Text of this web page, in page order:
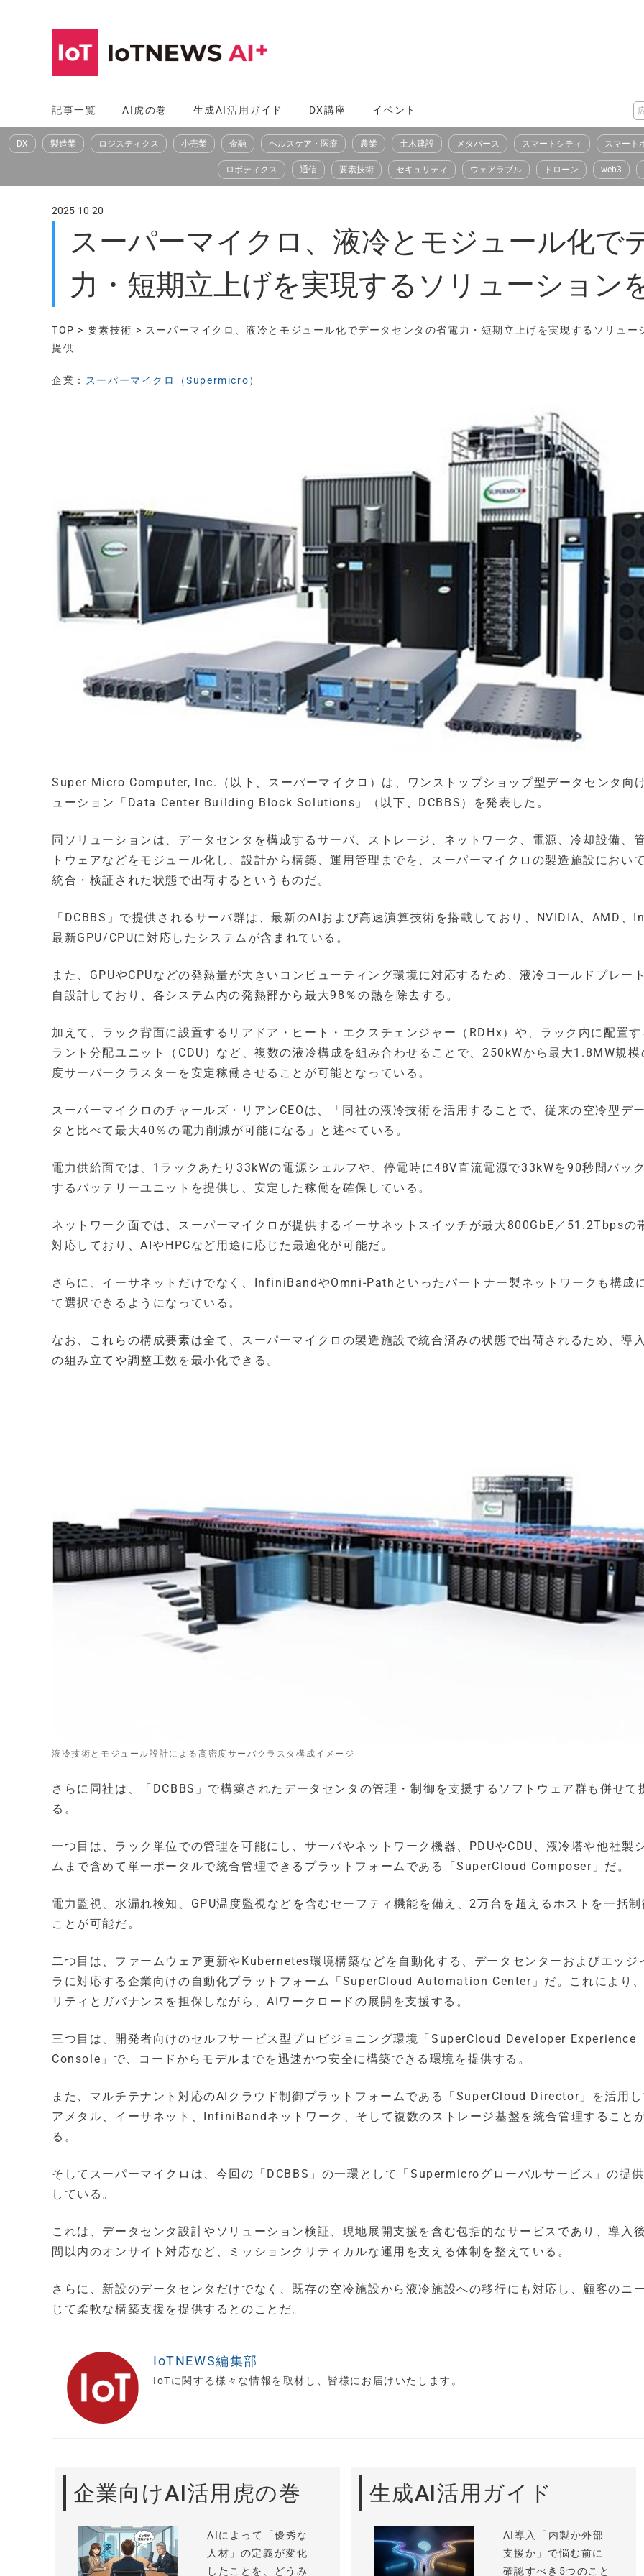
へ
ス
記事一覧 AI虎の巻 生成AI活用ガイド DX講座 イベント
DX 製造業 ロジスティクス 小売業 金融 ヘルスケア・医療 農業 土木建設 メタバース スマートシティ スマート
ロボティクス 通信 要素技術 セキュリティ ウェアラブル ドローン web3
2025-10-20
スーパーマイクロ、液冷とモジュール化で
力・短期立上げを実現するソリューション
TOP > 要素技術 > スーパーマイクロ、液冷とモジュール化でデータセンタの省電力・短期立上げを実現するソリュー
提供
企業： スーパーマイクロ（Supermicro）
Super Micro Computer, Inc.（以下、スーパーマイクロ）は、ワンストップショップ型データセンタ向
ューション「Data Center Building Block Solutions」（以下、DCBBS）を発表した。
同ソリューションは、データセンタを構成するサーバ、ストレージ、ネットワーク、電源、冷却設備、
トウェアなどをモジュール化し、設計から構築、運用管理までを、スーパーマイクロの製造施設におい
統合・検証された状態で出荷するというものだ。
「DCBBS」で提供されるサーバ群は、最新のAIおよび高速演算技術を搭載しており、NVIDIA、AMD、
最新GPU/CPUに対応したシステムが含まれている。
また、GPUやCPUなどの発熱量が大きいコンピューティング環境に対応するため、液冷コールドプレー
自設計しており、各システム内の発熱部から最大98％の熱を除去する。
加えて、ラック背面に設置するリアドア・ヒート・エクスチェンジャー（RDHx）や、ラック内に配置
ラント分配ユニット（CDU）など、複数の液冷構成を組み合わせることで、250kWから最大1.8MW規模
度サーバークラスターを安定稼働させることが可能となっている。
スーパーマイクロのチャールズ・リアンCEOは、「同社の液冷技術を活用することで、従来の空冷型デ
タと比べて最大40％の電力削減が可能になる」と述べている。
電力供給面では、1ラックあたり33kWの電源シェルフや、停電時に48V直流電源で33kWを90秒間バッ
するバッテリーユニットを提供し、安定した稼働を確保している。
ネットワーク面では、スーパーマイクロが提供するイーサネットスイッチが最大800GbE／51.2Tbpsの
対応しており、AIやHPCなど用途に応じた最適化が可能だ。
さらに、イーサネットだけでなく、InfiniBandやOmni-Pathといったパートナー製ネットワークも構成
て選択できるようになっている。
なお、これらの構成要素は全て、スーパーマイクロの製造施設で統合済みの状態で出荷されるため、導
の組み立てや調整工数を最小化できる。
液冷技術とモジュール設計による高密度サーバクラスタ構成イメージ
さらに同社は、「DCBBS」で構築されたデータセンタの管理・制御を支援するソフトウェア群も併せて
る。
一つ目は、ラック単位での管理を可能にし、サーバやネットワーク機器、PDUやCDU、液冷塔や他社製
ムまで含めて単一ポータルで統合管理できるプラットフォームである「SuperCloud Composer」だ。
電力監視、水漏れ検知、GPU温度監視などを含むセーフティ機能を備え、2万台を超えるホストを一括
ことが可能だ。
二つ目は、ファームウェア更新やKubernetes環境構築などを自動化する、データセンターおよびエッジ
ラに対応する企業向けの自動化プラットフォーム「SuperCloud Automation Center」だ。これにより
リティとガバナンスを担保しながら、AIワークロードの展開を支援する。
三つ目は、開発者向けのセルフサービス型プロビジョニング環境「SuperCloud Developer Experience
Console」で、コードからモデルまでを迅速かつ安全に構築できる環境を提供する。
また、マルチテナント対応のAIクラウド制御プラットフォームである「SuperCloud Director」を活用
アメタル、イーサネット、InfiniBandネットワーク、そして複数のストレージ基盤を統合管理すること
る。
そしてスーパーマイクロは、今回の「DCBBS」の一環として「Supermicroグローバルサービス」の提
している。
これは、データセンタ設計やソリューション検証、現地展開支援を含む包括的なサービスであり、導入
間以内のオンサイト対応など、ミッションクリティカルな運用を支える体制を整えている。
さらに、新設のデータセンタだけでなく、既存の空冷施設から液冷施設への移行にも対応し、顧客のニ
じて柔軟な構築支援を提供するとのことだ。
IoTNEWS編集部
IoTに関する様々な情報を取材し、皆様にお届けいたします。
企業向けAI活用虎の巻
AIによって「優秀な
人材」の定義が変化
したことを、どうみ
生成AI活用ガイド
AI導入「内製か外部
支援か」で悩む前に
確認すべき5つのこと